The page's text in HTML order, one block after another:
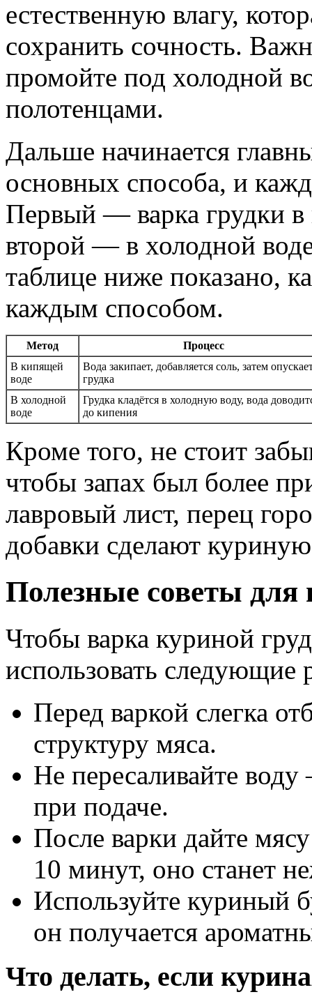
естественную влагу,
сохранить сочность.
промойте под холодной
полотенцами.
Дальше начинается
основных способа, и
Первый — варка грудки
второй — в холодной
таблице ниже показано,
каждым способом.
Метод
Процесс
В кипящей
воде
Вода закипает, добавляется соль, затем
грудка
В холодной
воде
Грудка кладётся в холодную воду, вода
до кипения
Кроме того, не стоит
чтобы запах был более
лавровый лист, перец
добавки сделают
Полезные советы для
Чтобы варка куриной
использовать следующие
Перед варкой слегка
структуру мяса.
Не пересаливайте
при подаче.
После варки дайте
10 минут, оно станет
Используйте куриный
он получается
Что делать, если